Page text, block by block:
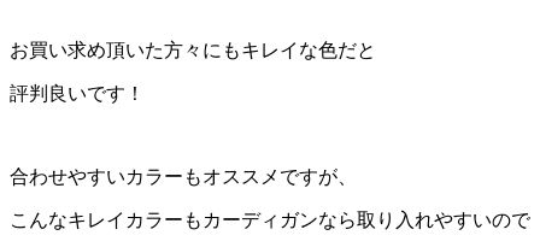
お買い求め頂いた方々にもキレイな色だと
評判良いです！
合わせやすいカラーもオススメですが、
こんなキレイカラーもカーディガンなら取り入れやすいので